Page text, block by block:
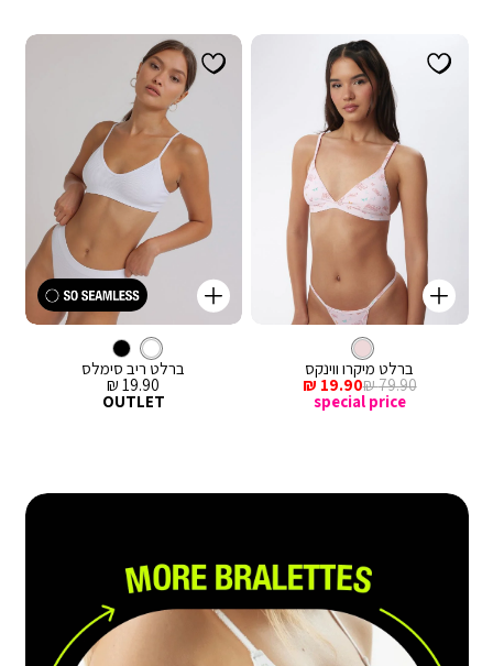
קנייה
מהירה
צבע
ורוד
ברלט מיקרו ווינקס
מחיר
מכירה
19.90 ₪
מחיר
רגיל
79.90 ₪
special price
ברלט
קנייה
מהירה
צבע
לבן
ברלט ריב סימלס
מחיר
מכירה
19.90 ₪
OUTLET
ברלט
|